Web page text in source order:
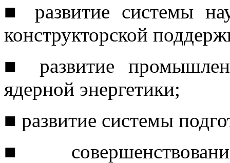
■ развитие системы
конструкторской
■ развитие
ядерной энергетики;
■ развитие системы
■